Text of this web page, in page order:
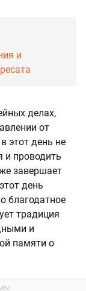
и
делах,
от
этот день не
и проводить
завершает
день
благодатное
традиция
и
памяти о